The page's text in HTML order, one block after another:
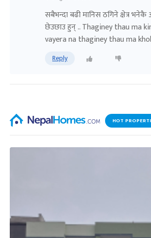
सबैभन्दा बढी मानिस ठगिने क्षेत्र
छेउछाउ हुन् .. Thaginey thau ma
vayera na thaginey thau ma
Reply
HOT